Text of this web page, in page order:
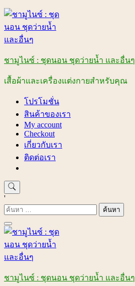
Skip
content
ชามูไนซ์ : ชุดนอน ชุดว่ายน้ำ และอื่นๆ
เสื้อผ้าและเครื่องแต่งกายสำหรับคุณ
โปรโมชั่น
สินค้าของเรา
My account
Checkout
เกี่ยวกับเรา
ติดต่อเรา
'
ค้นหา
สำหรับ:
ชามูไนซ์ : ชุดนอน ชุดว่ายน้ำ และอื่นๆ